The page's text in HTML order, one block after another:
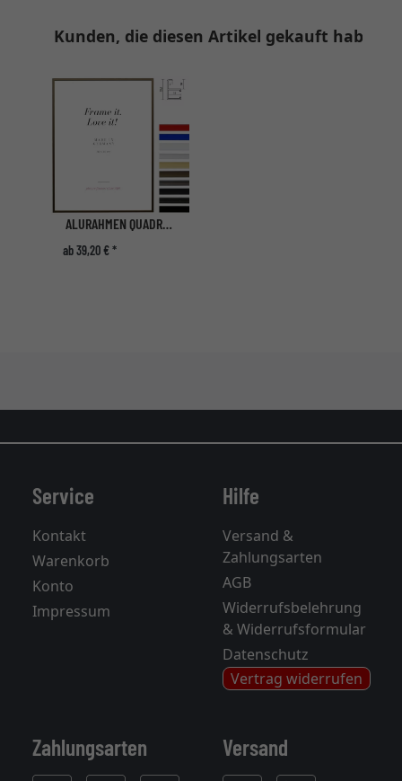
Kunden, die diesen Artikel gekauft haben,
ALURAHMEN QUADRO XL MASSANFERTIGUNG
ab 39,20 € *
Service
Kontakt
Warenkorb
Konto
Impressum
Hilfe
Versand &
Zahlungsarten
AGB
Widerrufsbelehrung
& Widerrufsformular
Datenschutz
Vertrag widerrufen
Zahlungsarten Versand